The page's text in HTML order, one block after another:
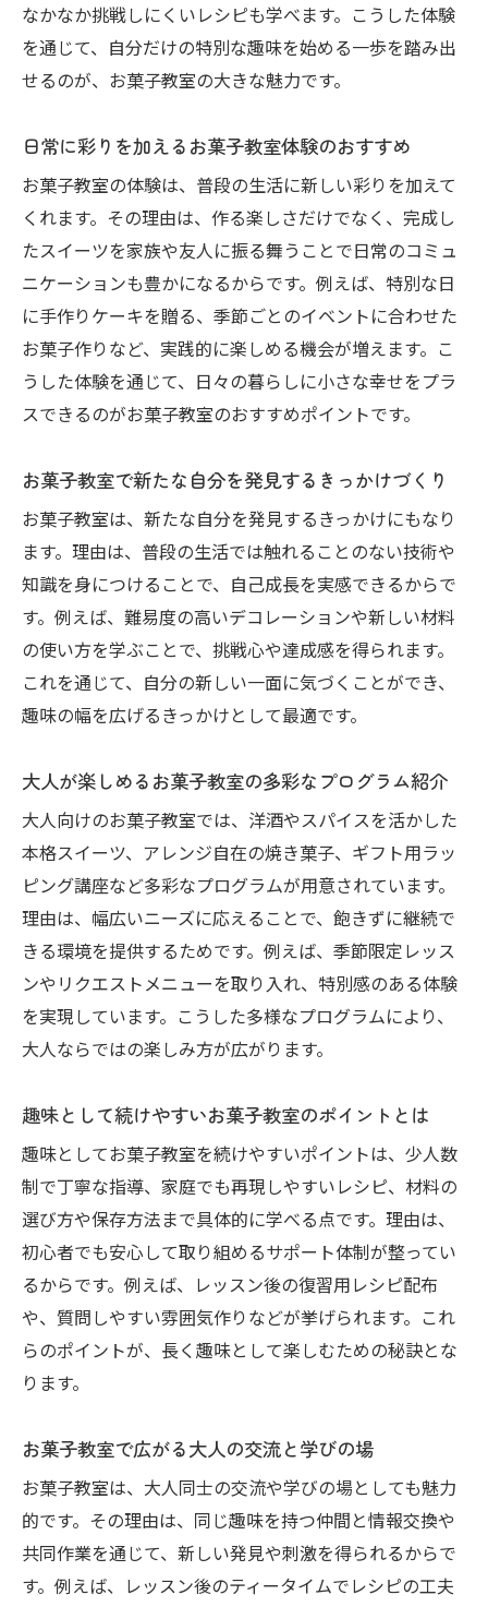
兵庫県川西市山原で味わう本格お菓子教室
体験
お菓子教室でプロの技術に触れる特別な時
大人向けお菓子教室で叶う本格派スイーツ
作り
地域密着型お菓子教室の魅力を再発見
少人数制で学べる大人向けお菓子教室の特徴
お菓子教室の少人数制で安心して学ぶ理由
大人に嬉しい丁寧な指導が受けられる教室
選び
お菓子教室で質問しやすいアットホームな
少人数制お菓子教室のメリットと学びの深
さ
大人の目線で選ぶ最適なお菓子教室のポイ
ント
お菓子教室で一緒にスキルアップする楽し
み
洋酒を使ったデザートが楽しめるレッスン案内
お菓子教室で洋酒を活かした大人のデザー
大人限定レッスンで学ぶ洋酒スイーツの魅
力
お菓子教室で人気の洋酒デザートレシピ紹
介
洋酒を使ったスイーツのアレンジ術をお菓
子教室で
大人向けお菓子教室で味わう贅沢なデザー
ト時間
伝授
初心者から始めるお菓子教室の安心ポイント
お菓子教室初心者でも安心のサポート体制
大人初心者が無理なく学べるお菓子教室の
特徴
お菓子教室未経験者向けのやさしいレッス
ン内容
教室ごとの初心者向けカリキュラムを比較
初心者でも自信が持てるお菓子教室の雰囲
気
家庭で応用できるスイーツ技術の習得方法
お菓子教室で学ぶ家庭向けスイーツ技術の
なかなか挑戦しにくいレシピも学べます。こうした体験
を通じて、自分だけの特別な趣味を始める一歩を踏み出
せるのが、お菓子教室の大きな魅力です。
日常に彩りを加えるお菓子教室体験のおすすめ
お菓子教室の体験は、普段の生活に新しい彩りを加えて
くれます。その理由は、作る楽しさだけでなく、完成し
たスイーツを家族や友人に振る舞うことで日常のコミュ
ニケーションも豊かになるからです。例えば、特別な日
に手作りケーキを贈る、季節ごとのイベントに合わせた
お菓子作りなど、実践的に楽しめる機会が増えます。こ
うした体験を通じて、日々の暮らしに小さな幸せをプラ
スできるのがお菓子教室のおすすめポイントです。
お菓子教室で新たな自分を発見するきっかけづくり
お菓子教室は、新たな自分を発見するきっかけにもなり
ます。理由は、普段の生活では触れることのない技術や
知識を身につけることで、自己成長を実感できるからで
す。例えば、難易度の高いデコレーションや新しい材料
の使い方を学ぶことで、挑戦心や達成感を得られます。
これを通じて、自分の新しい一面に気づくことができ、
趣味の幅を広げるきっかけとして最適です。
大人が楽しめるお菓子教室の多彩なプログラム紹介
大人向けのお菓子教室では、洋酒やスパイスを活かした
本格スイーツ、アレンジ自在の焼き菓子、ギフト用ラッ
ピング講座など多彩なプログラムが用意されています。
理由は、幅広いニーズに応えることで、飽きずに継続で
きる環境を提供するためです。例えば、季節限定レッス
ンやリクエストメニューを取り入れ、特別感のある体験
を実現しています。こうした多様なプログラムにより、
大人ならではの楽しみ方が広がります。
趣味として続けやすいお菓子教室のポイントとは
趣味としてお菓子教室を続けやすいポイントは、少人数
制で丁寧な指導、家庭でも再現しやすいレシピ、材料の
選び方や保存方法まで具体的に学べる点です。理由は、
初心者でも安心して取り組めるサポート体制が整ってい
るからです。例えば、レッスン後の復習用レシピ配布
や、質問しやすい雰囲気作りなどが挙げられます。これ
らのポイントが、長く趣味として楽しむための秘訣とな
ります。
お菓子教室で広がる大人の交流と学びの場
お菓子教室は、大人同士の交流や学びの場としても魅力
的です。その理由は、同じ趣味を持つ仲間と情報交換や
共同作業を通じて、新しい発見や刺激を得られるからで
す。例えば、レッスン後のティータイムでレシピの工夫